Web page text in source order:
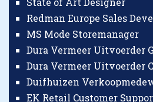
Redman Europe Sales
MS Mode Storemanager
Dura Vermeer Uitvoerder
Dura Vermeer Uitvoerder
Duifhuizen
EK Retail Customer